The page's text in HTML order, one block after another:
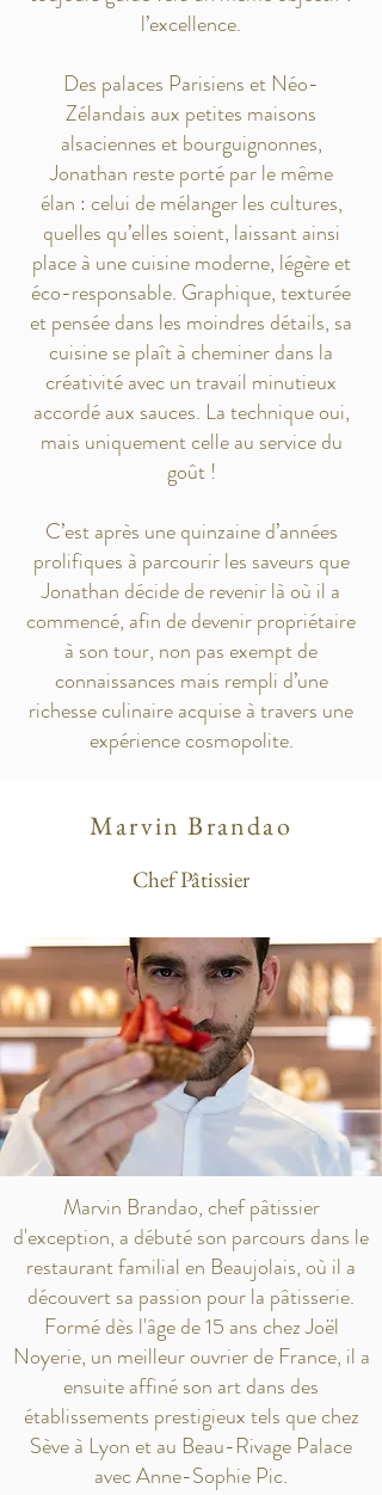
l’excellence.
Des palaces Parisiens et Néo-
Zélandais aux petites maisons
alsaciennes et bourguignonnes,
Jonathan reste porté par le même
élan : celui de mélanger les cultures,
quelles qu’elles soient, laissant ainsi
place à une cuisine moderne, légère et
éco-responsable. Graphique, texturée
et pensée dans les moindres détails, sa
cuisine se plaît à cheminer dans la
créativité avec un travail minutieux
accordé aux sauces. La technique oui,
mais uniquement celle au service du
goût !
C’est après une quinzaine d’années
prolifiques à parcourir les saveurs que
Jonathan décide de revenir là où il a
commencé, afin de devenir propriétaire
à son tour, non pas exempt de
connaissances mais rempli d’une
richesse culinaire acquise à travers une
expérience cosmopolite.
Marvin Brandao
Chef Pâtissier
Marvin Brandao, chef pâtissier
d'exception, a débuté son parcours dans le
restaurant familial en Beaujolais, où il a
découvert sa passion pour la pâtisserie.
Formé dès l'âge de 15 ans chez Joël
Noyerie, un meilleur ouvrier de France, il a
ensuite affiné son art dans des
établissements prestigieux tels que chez
Sève à Lyon et au Beau-Rivage Palace
avec Anne-Sophie Pic.